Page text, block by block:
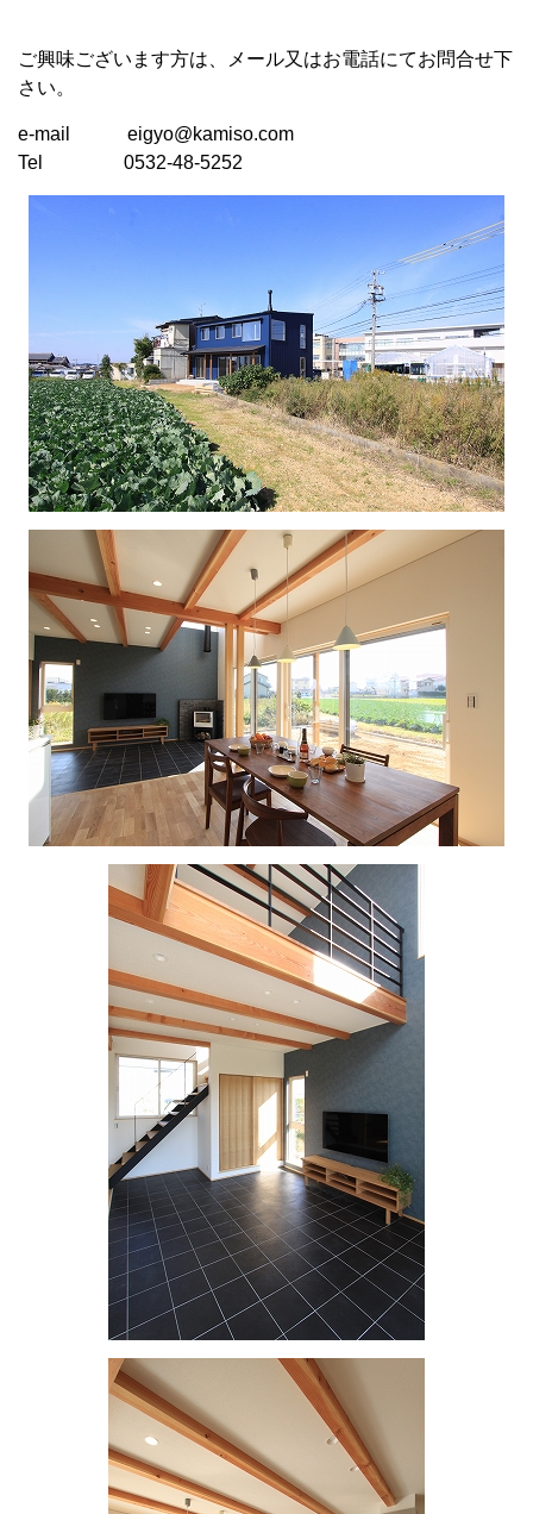
ご興味ございます方は、メール又はお電話にてお問合せ下
さい。
e-mail eigyo@kamiso.com
Tel 0532-48-5252